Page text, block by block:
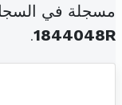
مسجلة في
1844048R
.